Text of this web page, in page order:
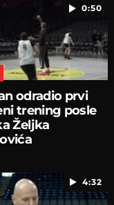
0:50
odradio prvi
trening posle
Željka
4:32